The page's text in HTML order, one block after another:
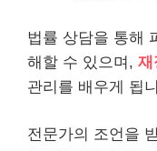
법률 상담을 통해
해할 수 있으며, 재
관리를 배우게 됩
전문가의 조언을